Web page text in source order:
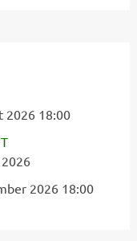
2026 18:00
2026 18:00